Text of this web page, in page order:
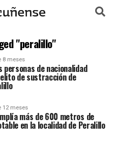
"peralillo"
8 meses
personas de nacionalidad
de sustracción de
12 meses
más de 600 metros de
en la localidad de Peralillo